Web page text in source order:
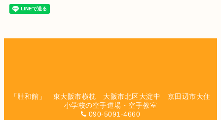
「壯和館」 東大阪市横枕 大阪市北区大淀中 京田辺市大住
小学校の空手道場・空手教室
090-5091-4660